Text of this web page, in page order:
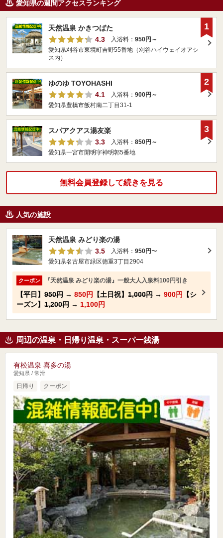
愛知県の週間アクセスランキング
天然温泉 かきつばた
4.3
入浴料： 950円～
愛知県刈谷市東境町吉野55番地（刈谷ハイウェイオアシ
ス内）
1
ゆのゆ TOYOHASHI
4.1
入浴料： 900円～
愛知県豊橋市飯村南二丁目31-1
2
スパアクアス湯友楽
3.3
入浴料： 850円～
愛知県一宮市開明字神明郭5番地
3
無料会員登録して続きを見る
人気の施設
天然温泉 みどり楽の湯
3.5
入浴料： 950円〜
愛知県名古屋市緑区徳重3丁目2904
クーポン 『天然温泉 みどり楽の湯』一般大人入泉料100円引き
【平日】 950円 → 850円 【土日祝】 1,000円 → 900円
【シ
ーズン】 1,200円 → 1,100円
周辺の温泉・日帰り温泉・スーパー銭湯
有松温泉 喜多の湯
愛知県 / 常滑
日帰り クーポン